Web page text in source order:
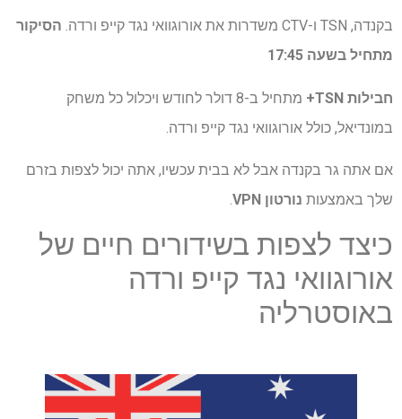
בקנדה, TSN ו-CTV משדרות את אורוגוואי נגד קייפ ורדה.
הסיקור
מתחיל בשעה 17:45
חבילות TSN+
מתחיל ב-8 דולר לחודש ויכלול כל משחק
במונדיאל, כולל אורוגוואי נגד קייפ ורדה.
אם אתה גר בקנדה אבל לא בבית עכשיו, אתה יכול לצפות בזרם
שלך באמצעות נורטון VPN .
כיצד לצפות בשידורים חיים של
אורוגוואי נגד קייפ ורדה
באוסטרליה